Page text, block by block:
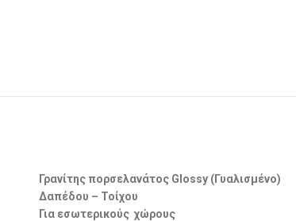
Γρανίτης πορσελανάτος Glossy (Γυαλισμένο)
Δαπέδου – Τοίχου
Για εσωτερικούς χώρους